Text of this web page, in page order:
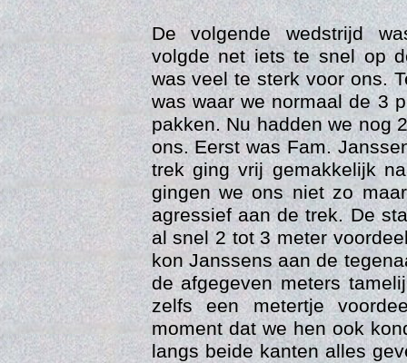
De volgende wedstrijd
volgde net iets te snel op
was veel te sterk voor ons.
was waar we normaal de 3
pakken. Nu hadden we nog
ons. Eerst was Fam.
trek ging vrij gemakkelijk
gingen we ons niet zo
agressief aan de trek. De
al snel 2 tot 3 meter
kon Janssens aan de
de afgegeven meters
zelfs een metertje
moment dat we hen ook
langs beide kanten alles